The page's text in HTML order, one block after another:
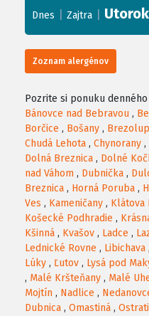
−
Dnes Zajtra Utorok
Zoznam alergénov
Pozrite si ponuku
Bánovce nad Bebravou ,
Borčice , Bošany ,
Chudá Lehota , Chynorany ,
Dolná Breznica , Dolné
nad Váhom , Dubnička ,
Breznica , Horná Poruba ,
Ves , Kameničany , Klátova
Košecké Podhradie ,
Kšinná , Kvašov , Ladce ,
Lednické Rovne , Libichava ,
Lúky , Ľutov , Lysá pod
, Malé Kršteňany , Malé
Mojtín , Nadlice ,
Dubnica , Omastiná ,